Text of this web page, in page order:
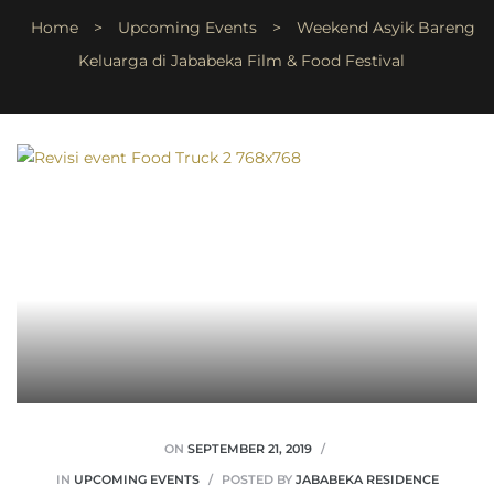
Home > Upcoming Events >
Weekend Asyik Bareng
Keluarga di Jababeka Film & Food Festival
ON SEPTEMBER 21, 2019
IN UPCOMING EVENTS POSTED BY JABABEKA RESIDENCE